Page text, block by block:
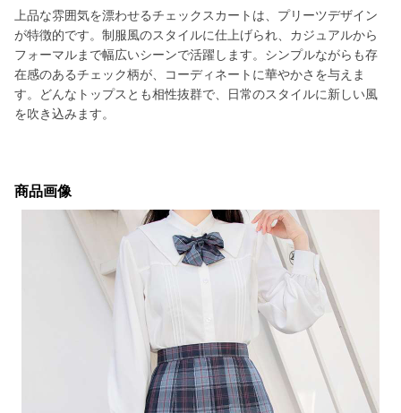
上品な雰囲気を漂わせるチェックスカートは、プリーツデザイン
が特徴的です。制服風のスタイルに仕上げられ、カジュアルから
フォーマルまで幅広いシーンで活躍します。シンプルながらも存
在感のあるチェック柄が、コーディネートに華やかさを与えま
す。どんなトップスとも相性抜群で、日常のスタイルに新しい風
を吹き込みます。
商品画像